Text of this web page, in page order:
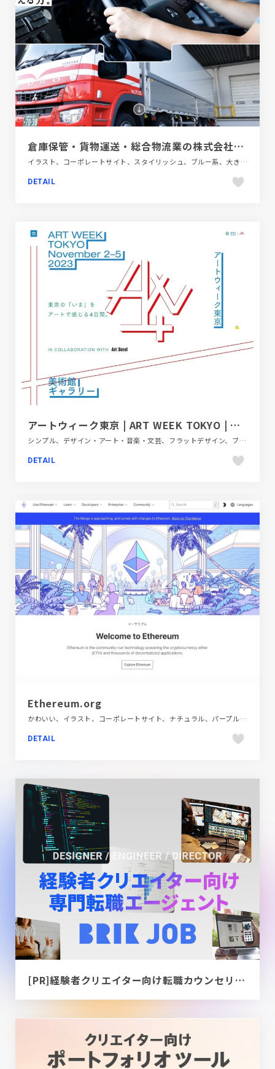
倉庫保管・貨物運送・総合物流業の株式会社メイコン
イラスト、コーポレートサイト、スタイリッシュ、ブルー系、大きめ写真、新卒・中途採用サイト、自動車・乗り物・交通
DETAIL
アートウィーク東京 | ART WEEK TOKYO | NOVEMBER 2–5, 2023
シンプル、デザイン・アート・音楽・文芸、フラットデザイン、ブランド・サービスサイト、ブルー系、ホワイト系、レッド系、大きめ写真、施設・店舗サイト
DETAIL
Ethereum.org
かわいい、イラスト、コーポレートサイト、ナチュラル、パープル系、フラットデザイン、ブランド・サービスサイト、ブルー系、ポップ、多言語対応、海外サイト、金融・法律・人材・専門職
DETAIL
[PR]経験者クリエイター向け転職カウンセリング｜デザイナー / ディレクター / エンジニア